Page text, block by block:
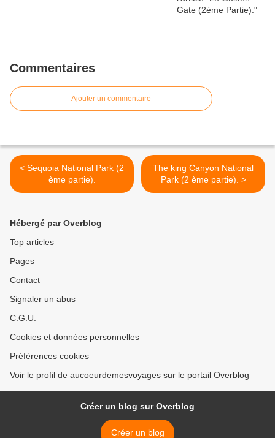
Commentaires
Ajouter un commentaire
< Sequoia National Park (2
ème partie).
The king Canyon National
Park (2 ème partie). >
Hébergé par Overblog
Top articles
Pages
Contact
Signaler un abus
C.G.U.
Cookies et données personnelles
Préférences cookies
Voir le profil de aucoeurdemesvoyages sur le portail Overblog
Créer un blog sur Overblog
Créer un blog